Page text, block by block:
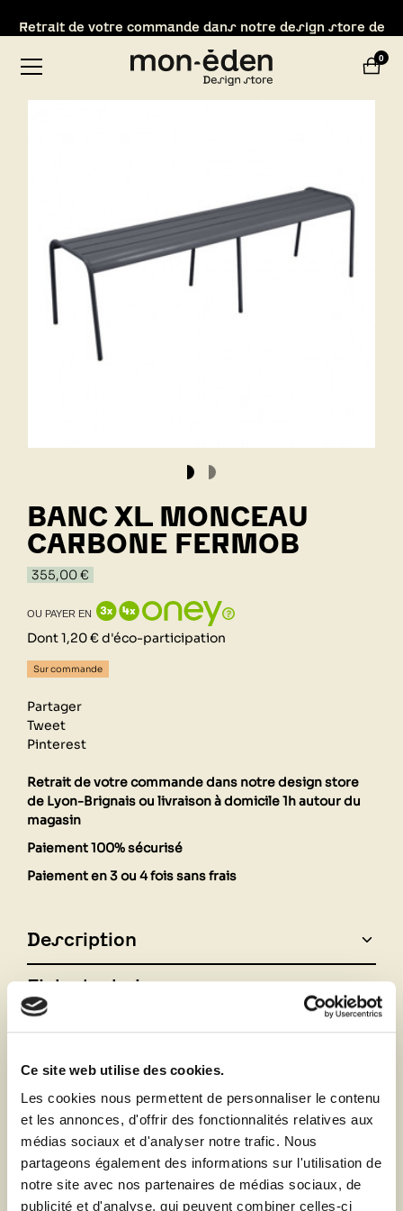
Ce site web utilise des cookies.
Les cookies nous permettent de personnaliser le contenu
et les annonces, d'offrir des fonctionnalités relatives aux
médias sociaux et d'analyser notre trafic. Nous
partageons également des informations sur l'utilisation de
notre site avec nos partenaires de médias sociaux, de
publicité et d'analyse, qui peuvent combiner celles-ci
BANC XL MONCEAU
CARBONE FERMOB
355,00 €
OU PAYER EN
Dont 1,20 € d'éco-participation
Sur commande
Partager
Tweet
Pinterest
Retrait de votre commande dans notre design store
de Lyon-Brignais ou livraison à domicile 1h autour du
magasin
Paiement 100% sécurisé
Paiement en 3 ou 4 fois sans frais
Description
Fiche technique
Vous aimerez aussi
Lyon-Brignais 0